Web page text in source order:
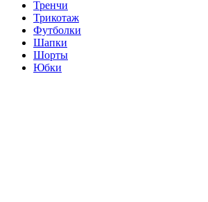
Тренчи
Трикотаж
Футболки
Шапки
Шорты
Юбки